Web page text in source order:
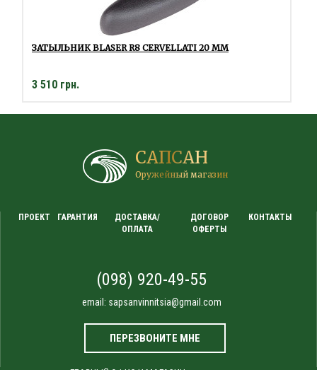
ЗАТЫЛЬНИК BLASER R8 CERVELLATI 20 ММ
3 510 грн.
САПСАН
Оружейный магазин
ПРОЕКТ ГАРАНТИЯ
ДОСТАВКА/
ОПЛАТА
ДОГОВОР
ОФЕРТЫ
КОНТАКТЫ
(098) 920-49-55
email: sapsanvinnitsia@gmail.com
ПЕРЕЗВОНИТЕ МНЕ